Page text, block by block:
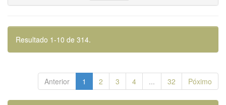
Resultado 1-10 de 314.
Anterior 1 2 3 4 ... 32 Póximo